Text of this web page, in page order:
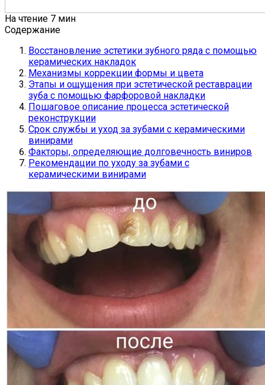
На чтение 7 мин
Содержание
Восстановление эстетики зубного ряда с помощью
керамических накладок
Механизмы коррекции формы и цвета
Этапы и ощущения при эстетической реставрации
зуба с помощью фарфоровой накладки
Пошаговое описание процесса эстетической
реконструкции
Срок службы и уход за зубами с керамическими
винирами
Факторы, определяющие долговечность виниров
Рекомендации по уходу за зубами с
керамическими винирами